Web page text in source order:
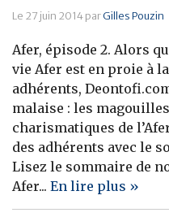
Assurance Vie
Patrimoine
Immobilier
Banque
Le 27 juin 2014 parGilles Pouzin
Afer, épisode 2. Alors
vie Afer est en proie à
adhérents,
malaise : les
charismatiques de
des adhérents avec le
Lisez le sommaire de
Afer... En lire plus »